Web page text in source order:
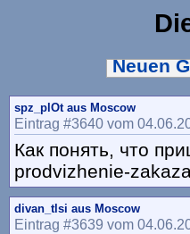
Neuen
spz_plOt aus Moscow
Eintrag #3640 vom
Как понять, что
prodvizhenie-
divan_tlsi aus Moscow
Eintrag #3639 vom